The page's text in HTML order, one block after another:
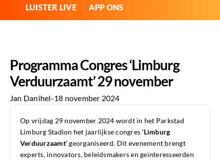
LUISTER LIVE APP ONS
Programma Congres ‘Limburg
Verduurzaamt’ 29 november
Jan Danihel-18 november 2024
Op vrijdag 29 november 2024 wordt in het Parkstad
Limburg Stadion het jaarlijkse congres‘Limburg
Verduurzaamt’georganiseerd. Dit evenement brengt
experts, innovators, beleidsmakers en geïnteresseerden